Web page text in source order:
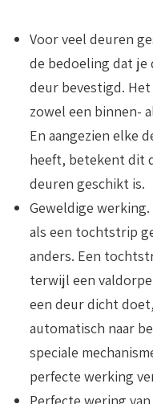
Voor veel deuren
de bedoeling dat je
deur bevestigd. Het
zowel een binnen-
En aangezien elke
heeft, betekent dit
deuren geschikt is.
Geweldige werking
als een tochtstrip
anders. Een
terwijl een
een deur dicht
automatisch naar
speciale
perfecte werking